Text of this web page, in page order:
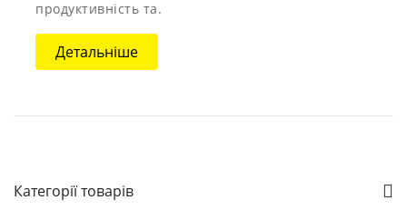
продуктивність та.
Детальніше
Категорії товарів